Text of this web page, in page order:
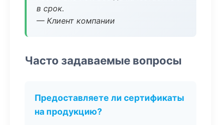
в срок.
— Клиент компании
Часто задаваемые вопросы
Предоставляете ли сертификаты
на продукцию?